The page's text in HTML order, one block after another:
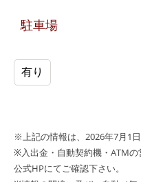
駐車場
有り
※上記の情報は、2026年7月1日
※入出金・自動契約機・ATM
公式HPにてご確認下さい。